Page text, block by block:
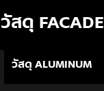
วัสดุ FACADE
วัสดุ ALUMINUM